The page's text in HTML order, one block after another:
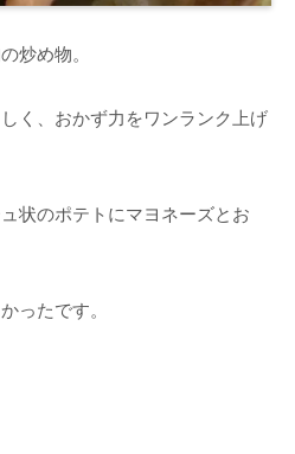
炒め物。
く、おかず力をワンランク上げ
状のポテトにマヨネーズとお
ったです。